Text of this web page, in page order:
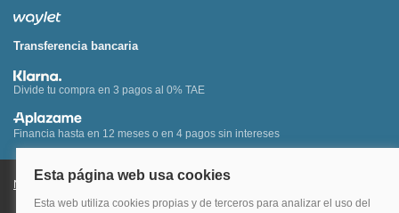
Transferencia bancaria
Divide tu compra en 3 pagos al 0% TAE
Financia hasta en 12 meses o en 4 pagos sin intereses
Nota legal y condiciones de uso de la página web